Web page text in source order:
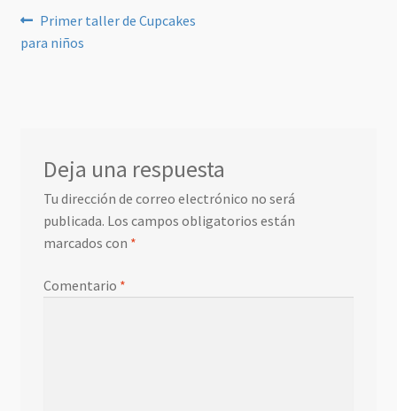
Navegación
de
Anterior:
Primer taller de Cupcakes
para niños
Deja una respuesta
Tu dirección de correo electrónico no será
publicada. Los campos obligatorios están
marcados con *
Comentario *